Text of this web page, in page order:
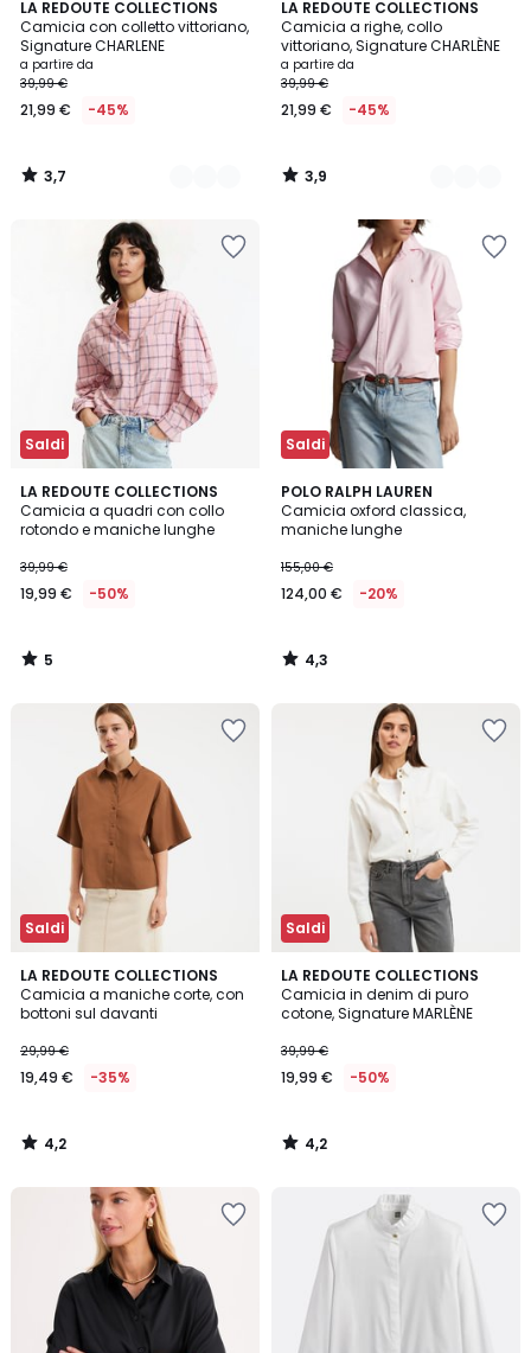
LA REDOUTE COLLECTIONS
Camicia con colletto vittoriano,
Signature CHARLENE
a partire da
39,99 €
21,99 € -45%
3,7
/ 5
2
Colori
3,7
/
LA REDOUTE COLLECTIONS
Camicia a righe, collo
vittoriano, Signature CHARLÈNE
a partire da
39,99 €
21,99 € -45%
3,9
/ 5
2
Colori
3,9
/
Saldi
LA REDOUTE COLLECTIONS
Camicia a quadri con collo
rotondo e maniche lunghe
39,99 €
19,99 € -50%
5
/
5
5
/
Saldi
POLO RALPH LAUREN
Camicia oxford classica,
maniche lunghe
155,00 €
124,00 € -20%
4,3
/ 5
4,3
/
Saldi
LA REDOUTE COLLECTIONS
Camicia a maniche corte, con
bottoni sul davanti
29,99 €
19,49 € -35%
4,2
/ 5
4,2
/
Saldi
LA REDOUTE COLLECTIONS
Camicia in denim di puro
cotone, Signature MARLÈNE
39,99 €
19,99 € -50%
4,2
/ 5
4,2
/